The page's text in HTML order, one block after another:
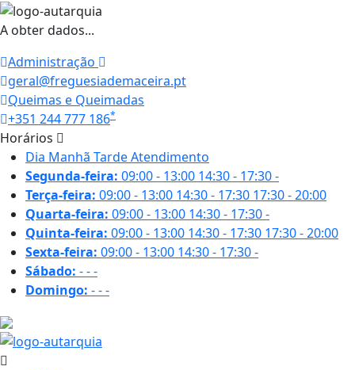
A obter dados...
Administração
geral@freguesiademaceira.pt
Queimas e Queimadas
+351 244 777 186*
Horários
Dia Manhã TardeAtendimento
Segunda-feira: 09:00 - 13:00 14:30 - 17:30-
Terça-feira: 09:00 - 13:00 14:30 - 17:30 17:30 - 20:00
Quarta-feira: 09:00 - 13:00 14:30 - 17:30-
Quinta-feira: 09:00 - 13:00 14:30 - 17:30 17:30 - 20:00
Sexta-feira: 09:00 - 13:00 14:30 - 17:30-
Sábado: ---
Domingo: ---